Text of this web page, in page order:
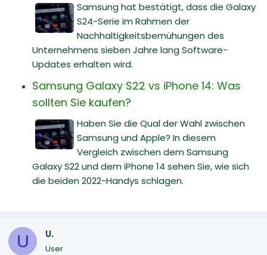
Samsung hat bestätigt, dass die Galaxy
S24-Serie im Rahmen der
Nachhaltigkeitsbemühungen des
Unternehmens sieben Jahre lang Software-
Updates erhalten wird.
Samsung Galaxy S22 vs iPhone 14: Was
sollten Sie kaufen?
Haben Sie die Qual der Wahl zwischen
Samsung und Apple? In diesem
Vergleich zwischen dem Samsung
Galaxy S22 und dem iPhone 14 sehen Sie, wie sich
die beiden 2022-Handys schlagen.
U U.
User